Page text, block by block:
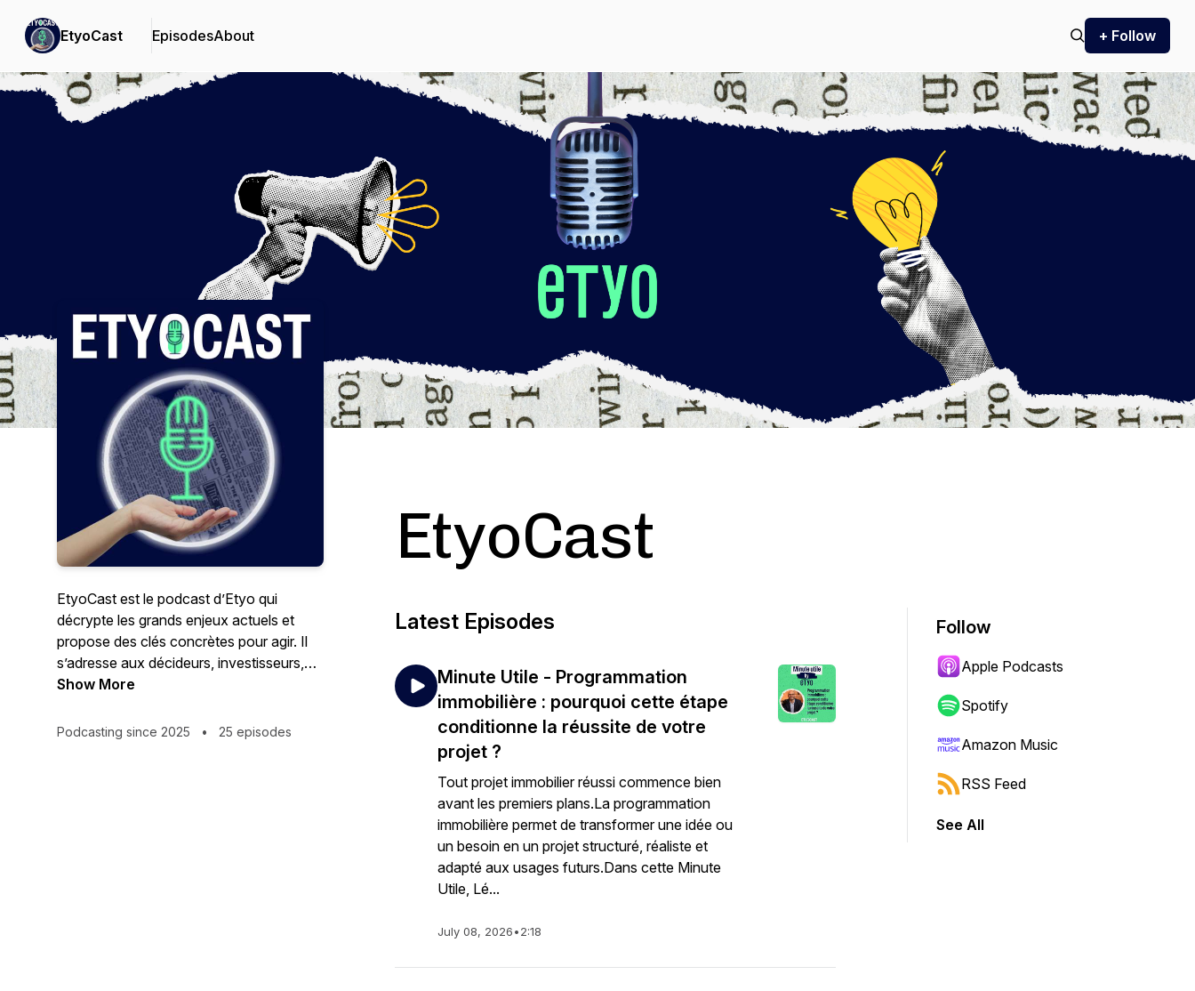
EtyoCast EpisodesAbout + Follow
Podcast Background Image
EtyoCast est le podcast d’Etyo qui
décrypte les grands enjeux actuels et
propose des clés concrètes pour agir. Il
s’adresse aux décideurs, investisseurs,
asset managers, chefs d’entreprise, ainsi
sujets.
Show More
Podcasting since 2025 • 25 episodes
EtyoCast
Latest Episodes
Minute Utile - Programmation
immobilière : pourquoi cette étape
conditionne la réussite de votre
projet ?
Tout projet immobilier réussi commence bien
avant les premiers plans.La programmation
immobilière permet de transformer une idée ou
un besoin en un projet structuré, réaliste et
adapté aux usages futurs.Dans cette Minute
Utile, Lé...
July 08, 2026•2:18
Follow
Apple Podcasts
Spotify
Amazon Music
RSS Feed
See All